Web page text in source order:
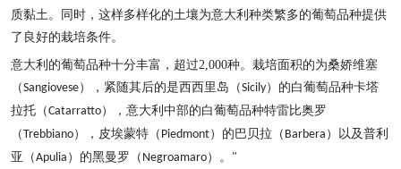
质黏土。同时，这样多样化的土壤为意大利种类繁多的葡萄品种提供
了良好的栽培条件。
意大利的葡萄品种十分丰富，超过2,000种。栽培面积的为桑娇维塞
（Sangiovese），紧随其后的是西西里岛（Sicily）的白葡萄品种卡塔
拉托（Catarratto），意大利中部的白葡萄品种特雷比奥罗
（Trebbiano），皮埃蒙特（ Piedmont）的巴贝拉（ Barbera ）以及普利
亚（Apulia ）的黑曼罗（ Negroamaro）。 "